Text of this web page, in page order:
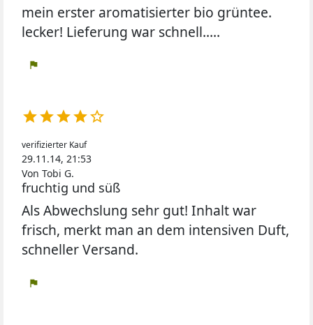
mein erster aromatisierter bio grüntee.
lecker! Lieferung war schnell.....
flag

verifizierter Kauf
29.11.14, 21:53
Von Tobi G.
fruchtig und süß
Als Abwechslung sehr gut! Inhalt war
frisch, merkt man an dem intensiven Duft,
schneller Versand.
flag